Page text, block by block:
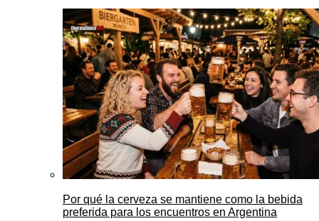
Por qué la cerveza se mantiene como la bebida
preferida para los encuentros en Argentina